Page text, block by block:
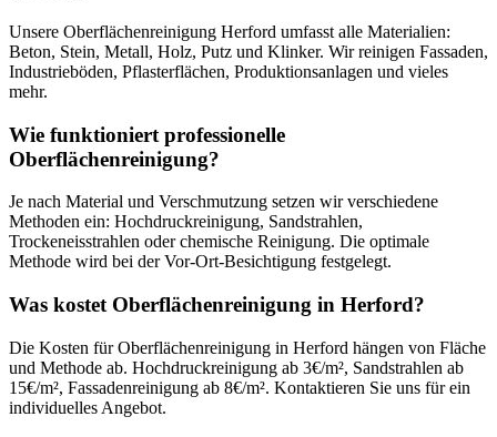
Unsere Oberflächenreinigung Herford umfasst alle Materialien:
Beton, Stein, Metall, Holz, Putz und Klinker. Wir reinigen Fassaden,
Industrieböden, Pflasterflächen, Produktionsanlagen und vieles
mehr.
Wie funktioniert professionelle
Oberflächenreinigung?
Je nach Material und Verschmutzung setzen wir verschiedene
Methoden ein: Hochdruckreinigung, Sandstrahlen,
Trockeneisstrahlen oder chemische Reinigung. Die optimale
Methode wird bei der Vor-Ort-Besichtigung festgelegt.
Was kostet Oberflächenreinigung in Herford?
Die Kosten für Oberflächenreinigung in Herford hängen von Fläche
und Methode ab. Hochdruckreinigung ab 3€/m², Sandstrahlen ab
15€/m², Fassadenreinigung ab 8€/m². Kontaktieren Sie uns für ein
individuelles Angebot.